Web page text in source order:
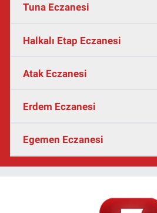
Tuna Eczanesi
Halkalı Etap Eczanesi
Atak Eczanesi
Erdem Eczanesi
Egemen Eczanesi